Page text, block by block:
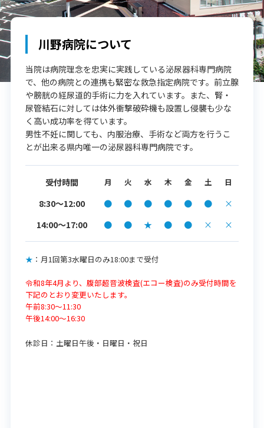
川野病院について
当院は病院理念を忠実に実践している泌尿器科専門病院
で、他の病院との連携も緊密な救急指定病院です。前立腺
や膀胱の経尿道的手術に力を入れています。また、腎・
尿管結石に対しては体外衝撃破砕機も設置し侵襲も少な
く高い成功率を得ています。
男性不妊に関しても、内服治療、手術など両方を行うこ
とが出来る県内唯一の泌尿器科専門病院です。
受付時間 月 火 水 木 金 土 日
8:30～12:00 ● ● ● ● ● ●
×
14:00〜17:00
● ● ★ ● ● × ×
★ ：月1回第3水曜日のみ18:00まで受付
令和8年4月より、腹部超音波検査(エコー検査)のみ受付時間を
下記のとおり変更いたします。
午前8:30～11:30
午後14:00～16:30
休診日： 土曜日午後・日曜日・祝日